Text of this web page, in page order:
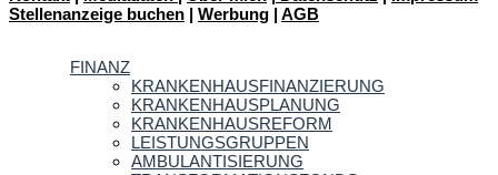
Stellenanzeige buchen | Werbung | AGB
FINANZ
KRANKENHAUSFINANZIERUNG
KRANKENHAUSPLANUNG
KRANKENHAUSREFORM
LEISTUNGSGRUPPEN
AMBULANTISIERUNG